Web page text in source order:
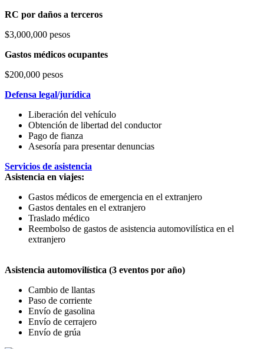
RC por daños a terceros
$3,000,000 pesos
Gastos médicos ocupantes
$200,000 pesos
Defensa legal/jurídica
Liberación del vehículo
Obtención de libertad del conductor
Pago de fianza
Asesoría para presentar denuncias
Servicios de asistencia
Asistencia en viajes:
Gastos médicos de emergencia en el extranjero
Gastos dentales en el extranjero
Traslado médico
Reembolso de gastos de asistencia automovilística en el
extranjero
Asistencia automovilística (3 eventos por año)
Cambio de llantas
Paso de corriente
Envío de gasolina
Envío de cerrajero
Envío de grúa